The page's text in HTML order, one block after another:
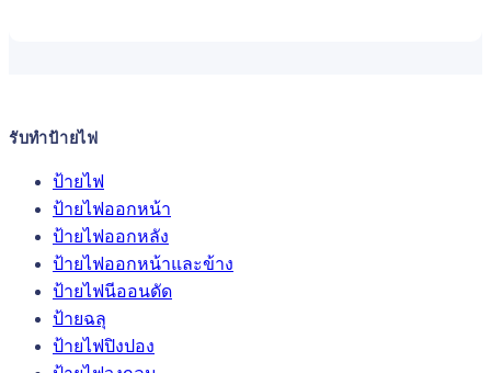
รับทำป้ายไฟ
ป้ายไฟ
ป้ายไฟออกหน้า
ป้ายไฟออกหลัง
ป้ายไฟออกหน้าและข้าง
ป้ายไฟนีออนดัด
ป้ายฉลุ
ป้ายไฟปิงปอง